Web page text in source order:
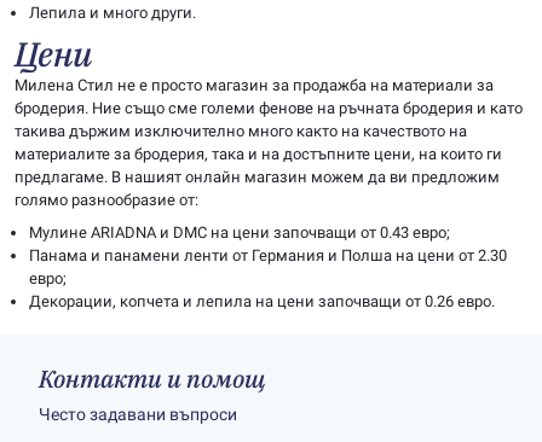
Лепила и много други.
Цени
Милена Стил не е просто магазин за продажба на материали за
бродерия. Ние също сме големи фенове на ръчната бродерия и като
такива държим изключително много както на качеството на
материалите за бродерия, така и на достъпните цени, на които ги
предлагаме. В нашият онлайн магазин можем да ви предложим
голямо разнообразие от:
Мулине ARIADNA и DMC на цени започващи от 0.43 евро;
Панама и панамени ленти от Германия и Полша на цени от 2.30
евро;
Декорации, копчета и лепила на цени започващи от 0.26 евро.
Контакти и помощ
Често задавани въпроси